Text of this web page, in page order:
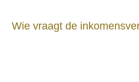
Wie vraagt de